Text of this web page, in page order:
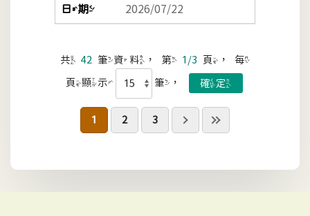
2026/07/22
共 42 筆資料，第 1/3 頁，每
頁顯示 筆，
1 2 3